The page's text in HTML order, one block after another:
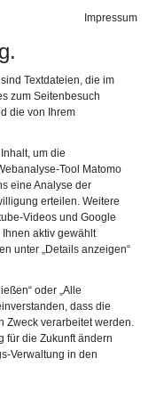
Impressum
Textdateien, die im
zum Seitenbesuch
die von Ihrem
um die
Tool Matomo
eine Analyse der
erteilen. Weitere
Videos und Google
aktiv gewählt
unter „Details anzeigen“
oder „Alle
dass die
Zweck verarbeitet werden.
für die Zukunft ändern
Verwaltung in den
Gebärdensprache